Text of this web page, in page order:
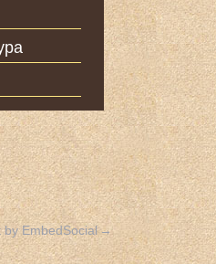
by EmbedSocial→